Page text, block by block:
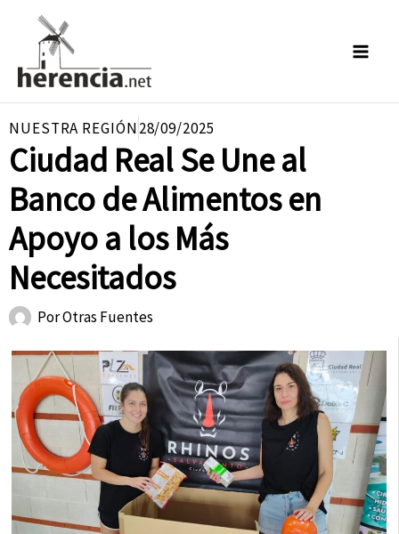
contenido
NUESTRA REGIÓN28/09/2025
Ciudad Real Se Une al
Banco de Alimentos en
Apoyo a los Más
Necesitados
PorOtras Fuentes